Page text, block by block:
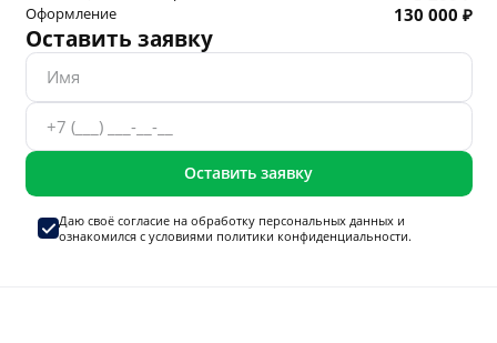
Оформление 130 000 ₽
Оставить заявку
Оставить заявку
Даю своё согласие на обработку персональных данныхи
ознакомился с условиями политики конфиденциальности.